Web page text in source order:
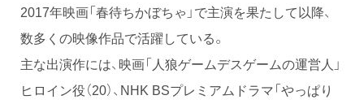
2017年映画「春待ちかぼちゃ」で主演を果たして以降、
数多くの映像作品で活躍している。
主な出演作には、映画「人狼ゲームデスゲームの運営人」
ヒロイン役（20）、NHK BSプレミアムドラマ「やっぱり